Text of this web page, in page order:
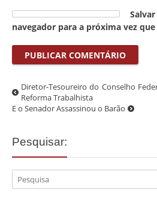
navegador para a próxima vez
Diretor-Tesoureiro do Conselho
Reforma Trabalhista
E o Senador Assassinou o Barão
Pesquisar: